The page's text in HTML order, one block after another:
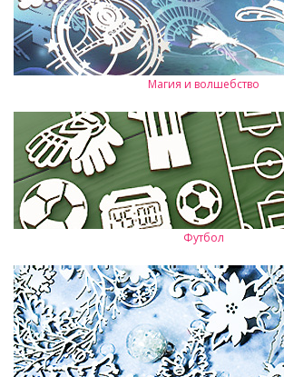
Магия и волшебство
Футбол